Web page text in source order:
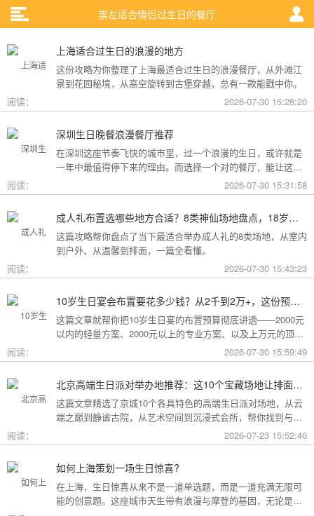
崇左适合情侣过生日的餐厅
上海适合过生日的浪漫的地方
这份攻略为你整理了上海最适合过生日的浪漫餐厅，从外滩江
景到花园秘境，从高空旋转到古堡穿越，总有一款能戳中你。
阅读：
2026-07-30 15:28:20
深圳生日晚餐浪漫餐厅推荐
在深圳这座节奏飞快的城市里，过一个浪漫的生日，或许就是
一年中最值得停下来的理由。而选择一个对的餐厅，能让这一
天从“普通”变成“终生难忘”。无论是俯瞰城市灯火的高空秘境，
还是被鲜花与海风包裹的梦幻露台，深圳从不缺乏仪式感。
阅读： 2026-07-30 15:31:58
成人礼布置选哪些地方合适？8类神仙场地盘点，18岁的仪式感从选对地方开始
这篇攻略帮你盘点了当下最适合举办成人礼的8类场地，从室内
到户外、从温馨到排面，一篇全看懂。
阅读：
2026-07-30 15:43:23
10岁生日宴会布置要花多少钱？从2千到2万+，这份预算攻略讲透了
这篇文章就帮你把10岁生日宴的布置预算彻底讲透——2000元
以内的轻量方案、2000元以上的专业方案、以及上万元的顶配
阅读： 2026-07-30 15:59:49
北京高端生日派对举办地推荐：这10个宝藏场地让排面与品味兼得
这篇文章精选了京城10个各具特色的高端生日派对场地，从云
端之巅到静谧古院，从艺术空间到沉浸式会所，帮你找到与心
阅读： 2026-07-23 15:52:46
如何上海策划一场生日惊喜?
在上海，生日惊喜从来不是一道单选题，而是一道充满无限可
能的创意题。这座城市天生带有浪漫与摩登的基因，无论是外